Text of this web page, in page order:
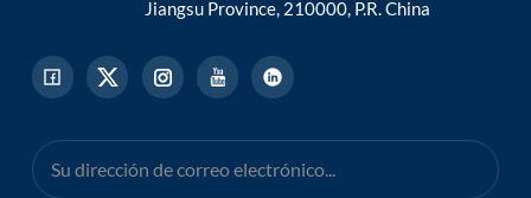
Jiangsu Province, 210000, P.R. China